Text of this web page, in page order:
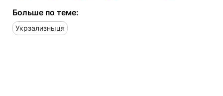
Больше по теме:
Укрзализныця